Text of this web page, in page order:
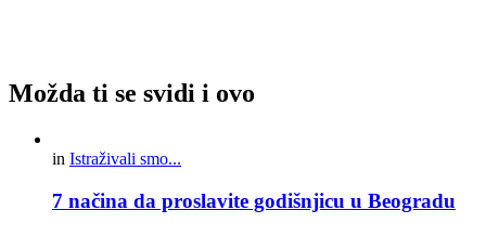
Možda ti se svidi i ovo
in Istraživali smo...
7 načina da proslavite godišnjicu u Beogradu